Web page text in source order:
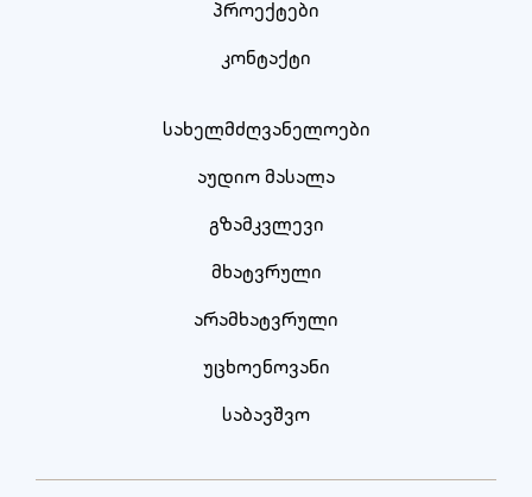
პროექტები
კონტაქტი
სახელმძღვანელოები
აუდიო მასალა
გზამკვლევი
მხატვრული
არამხატვრული
უცხოენოვანი
საბავშვო